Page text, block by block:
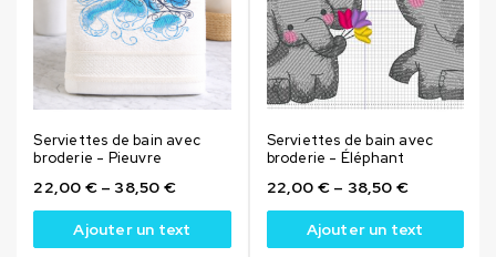
Serviettes de bain avec
broderie - Pieuvre
22,00 €– 38,50 €
Ajouter un text
Serviettes de bain avec
broderie - Éléphant
22,00 €– 38,50 €
Ajouter un text